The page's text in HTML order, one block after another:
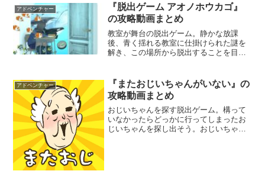
アドベンチャー
『脱出ゲーム アオノホウカゴ』
の攻略動画まとめ
教室が舞台の脱出ゲーム。静かな放課
後、青く揺れる教室に仕掛けられた謎を
解き、この場所から脱出することを目指
豊富なボリュームの脱出ゲームが楽しめ
るぞ。
アドベンチャー
『またおじいちゃんがいない』の
攻略動画まとめ
おじいちゃんを探す脱出ゲーム。構って
いなかったらどっかに行ってしまったお
じいちゃんを探し出そう。おじいちゃん